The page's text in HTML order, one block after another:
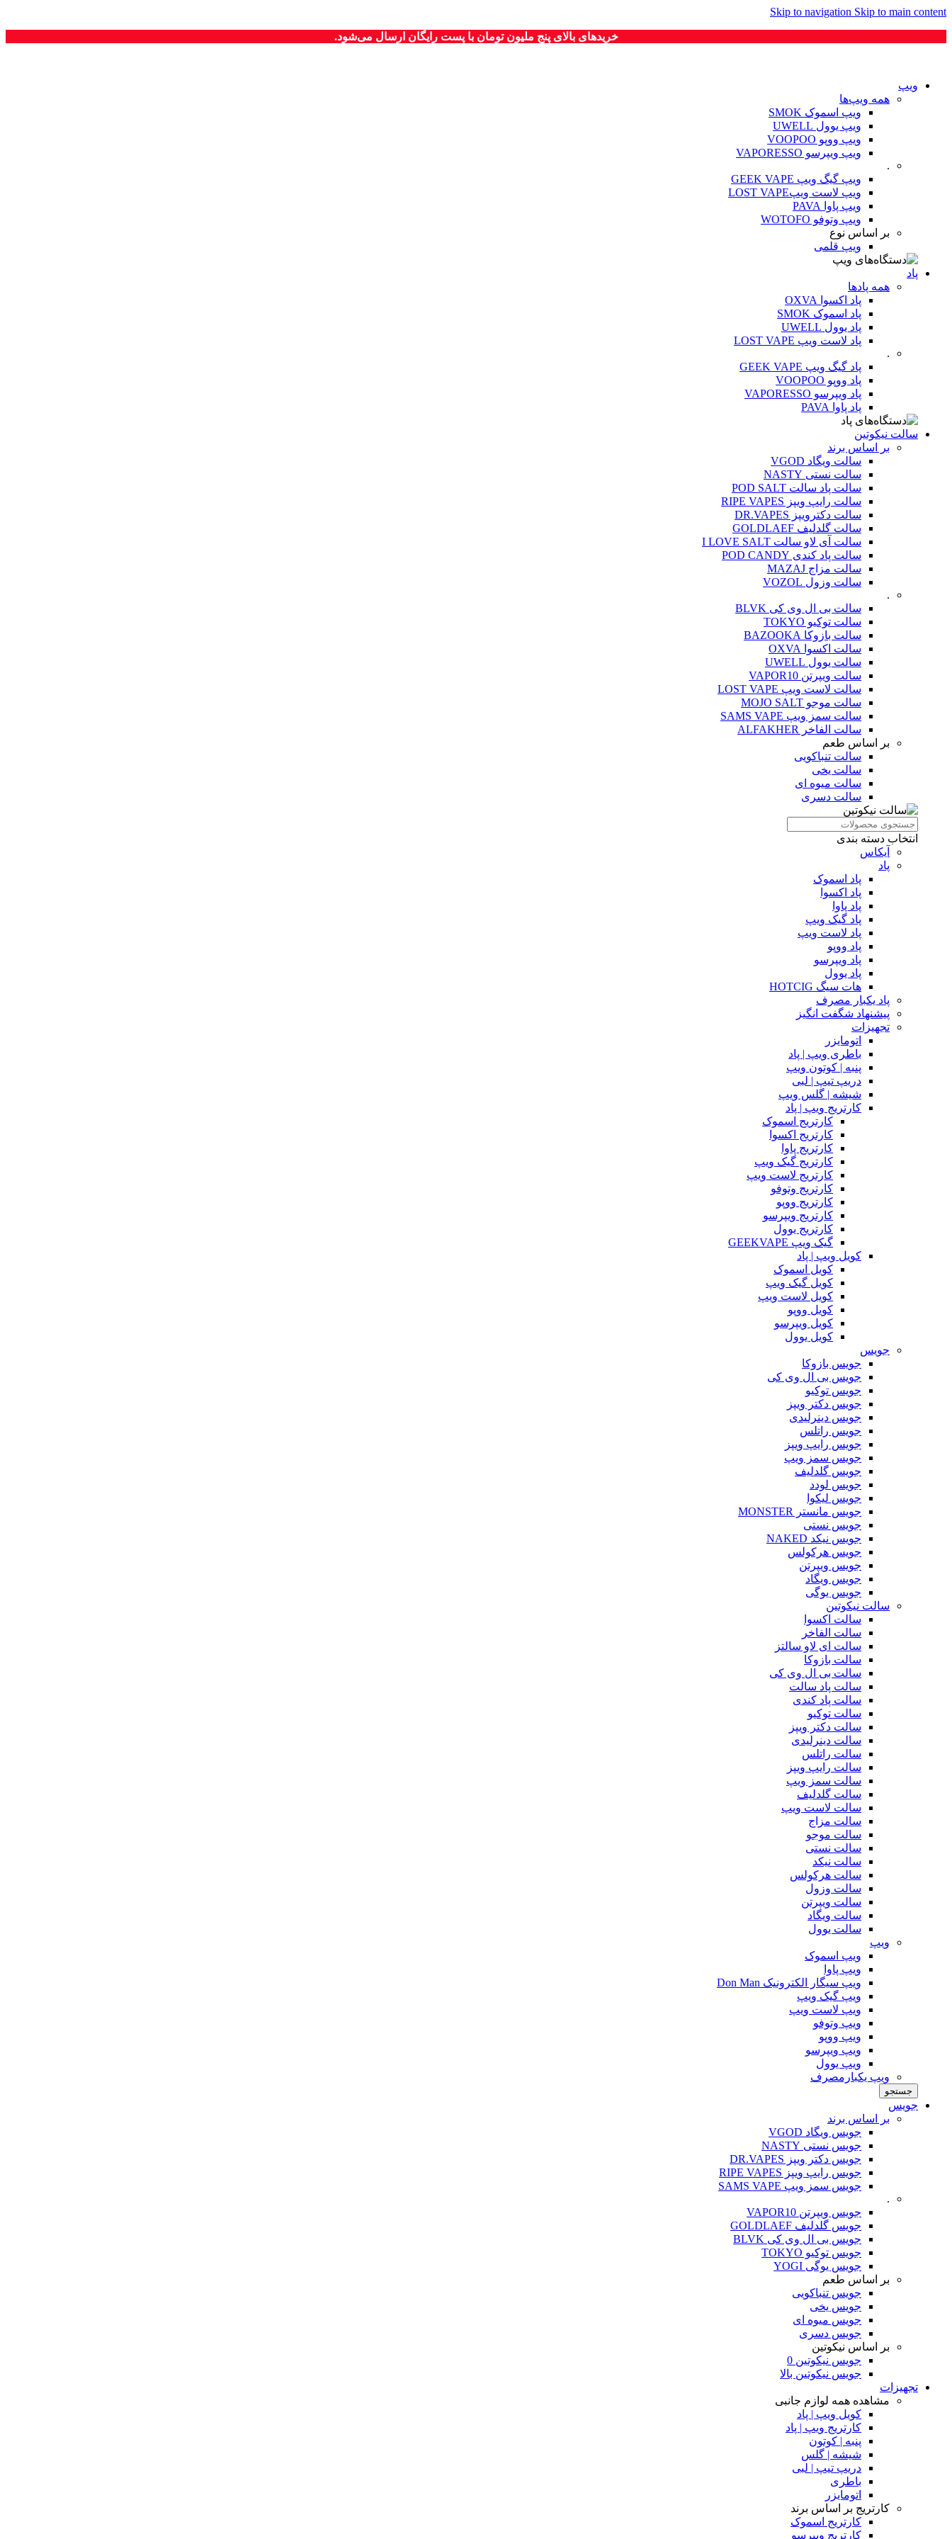
Skip to navigation Skip to main content
خریدهای بالای پنج ملیون تومان با پست رایگان ارسال می‌شود.
ویپ‌
همه ویپ‌ها
ویپ اسموک SMOK
ویپ یوول UWELL
ویپ ووپو VOOPOO
ویپ ویپرسو VAPORESSO
.
ویپ گیگ ویپ GEEK VAPE
ویپ لاست ویپLOST VAPE
ویپ پاوا PAVA
ویپ وتوفو WOTOFO
بر اساس نوع
ویپ قلمی
پاد
همه پادها
پاد اکسوا OXVA
پاد اسموک SMOK
پاد یوول UWELL
پاد لاست ویپ LOST VAPE
.
پاد گیگ ویپ GEEK VAPE
پاد ووپو VOOPOO
پاد ویپرسو VAPORESSO
پاد پاوا PAVA
سالت نیکوتین
بر اساس برند
سالت ویگاد VGOD
سالت نستی NASTY
سالت پاد سالت POD SALT
سالت رایپ ویپز RIPE VAPES
سالت دکترویپز DR.VAPES
سالت گلدلیف GOLDLAEF
سالت آی لاو سالت I LOVE SALT
سالت پاد کندی POD CANDY
سالت مزاج MAZAJ
سالت وزول VOZOL
.
سالت بی ال وی کی BLVK
سالت توکیو TOKYO
سالت بازوکا BAZOOKA
سالت اکسوا OXVA
سالت یوول UWELL
سالت ویپرتن VAPOR10
سالت لاست ویپ LOST VAPE
سالت موجو MOJO SALT
سالت سمز ویپ SAMS VAPE
سالت الفاخر ALFAKHER
بر اساس طعم
سالت تنباکویی
سالت یخی
سالت میوه ای
سالت دسری
انتخاب دسته بندی
آیکاس
پاد
پاد اسموک
پاد اکسوا
پاد پاوا
پاد گیک ویپ
پاد لاست ویپ
پاد ووپو
پاد ویپرسو
پاد یوول
هات سیگ HOTCIG
پاد یکبار مصرف
پیشنهاد شگفت انگیز
تجهیزات
اتومایزر
باطری ویپ | پاد
پنبه | کوتون ویپ
دریپ تیپ | لبی
شیشه | گلس ویپ
کارتریج ویپ | پاد
کارتریج اسموک
کارتریج اکسوا
کارتریج پاوا
کارتریج گیک ویپ
کارتریج لاست ویپ
کارتریج وتوفو
کارتریج ووپو
کارتریج ویپرسو
کارتریج یوول
گیک ویپ GEEKVAPE
کویل ویپ | پاد
کویل اسموک
کویل گیک ویپ
کویل لاست ویپ
کویل ووپو
کویل ویپرسو
کویل یوول
جویس‌
جویس بازوکا
جویس بی ال وی کی
جویس توکیو
جویس دکتر ویپز
جویس دینرلیدی
جویس راتلس
جویس رایپ ویپز
جویس سمز ویپ
جویس گلدلیف
جویس لودد
جویس لیکوا
جویس مانستر MONSTER
جویس نستی
جویس نیکد NAKED
جویس هرکولس
جویس ویپرتن
جویس ویگاد
جویس یوگی
سالت نیکوتین
سالت اکسوا
سالت الفاخر
سالت ای لاو سالتز
سالت بازوکا
سالت بی ال وی کی
سالت پاد سالت
سالت پاد کندی
سالت توکیو
سالت دکتر ویپز
سالت دینرلیدی
سالت راتلس
سالت رایپ ویپز
سالت سمز ویپ
سالت گلدلیف
سالت لاست ویپ
سالت مزاج
سالت موجو
سالت نستی
سالت نیکد
سالت هرکولس
سالت وزول
سالت ویپرتن
سالت ویگاد
سالت یوول
ویپ‌
ویپ اسموک
ویپ پاوا
ویپ سیگار الکترونیک Don Man
ویپ گیک ویپ
ویپ لاست ویپ
ویپ وتوفو
ویپ ووپو
ویپ ویپرسو
ویپ یوول
ویپ یکبارمصرف
جستجو
جویس‌
بر اساس برند
جویس ویگاد VGOD
جویس نستی NASTY
جویس دکتر ویپز DR.VAPES
جویس رایپ ویپز RIPE VAPES
جویس سمز ویپ SAMS VAPE
.
جویس ویپرتن VAPOR10
جویس گلدلیف GOLDLAEF
جویس بی ال وی کی BLVK
جویس توکیو TOKYO
جویس یوگی YOGI
بر اساس طعم
جویس تنباکویی
جویس یخی
جویس میوه ای
جویس دسری
بر اساس نیکوتین
جویس نیکوتین 0
جویس نیکوتین بالا
تجهیزات
مشاهده همه لوازم جانبی
کویل ویپ | پاد
کارتریج ویپ | پاد
پنبه | کوتون
شیشه | گلس
دریپ تیپ | لبی
باطری
اتومایزر
کارتریج بر اساس برند
کارتریج اسموک
کارتریج ویپرسو